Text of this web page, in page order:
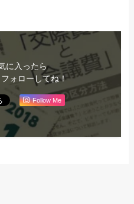
に入ったら
ォローしてね！
Follow Me